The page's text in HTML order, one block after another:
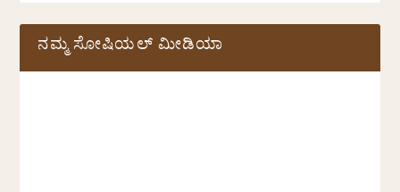
ನಮ್ಮ ಸೋಷಿಯಲ್‌ ಮೀಡಿಯಾ